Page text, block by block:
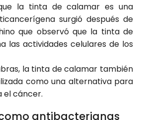
la tinta de calamar es una
surgió después de
que observó que la tinta de
las actividades celulares de los
la tinta de calamar también
como una alternativa para
el cáncer.
antibacterianas